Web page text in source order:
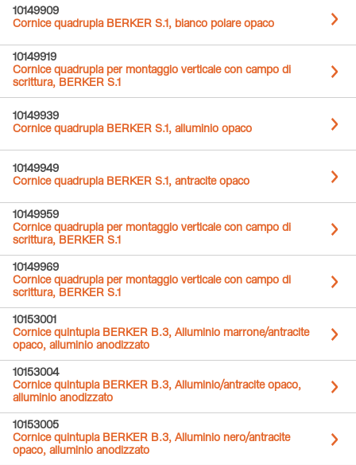
10149909
Cornice quadrupla BERKER S.1, bianco polare opaco
10149919
Cornice quadrupla per montaggio verticale con campo di
scrittura, BERKER S.1
10149939
Cornice quadrupla BERKER S.1, alluminio opaco
10149949
Cornice quadrupla BERKER S.1, antracite opaco
10149959
Cornice quadrupla per montaggio verticale con campo di
scrittura, BERKER S.1
10149969
Cornice quadrupla per montaggio verticale con campo di
scrittura, BERKER S.1
10153001
Cornice quintupla BERKER B.3, Alluminio marrone/antracite
opaco, alluminio anodizzato
10153004
Cornice quintupla BERKER B.3, Alluminio/antracite opaco,
alluminio anodizzato
10153005
Cornice quintupla BERKER B.3, Alluminio nero/antracite
opaco, alluminio anodizzato